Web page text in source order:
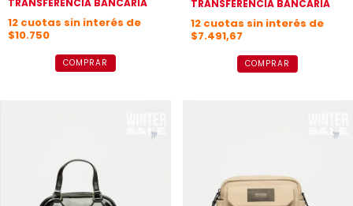
TRANSFERENCIA BANCARIA
12 cuotas sin interés de
$10.750
COMPRAR
TRANSFERENCIA BANCARIA
12 cuotas sin interés de
$7.491,67
COMPRAR